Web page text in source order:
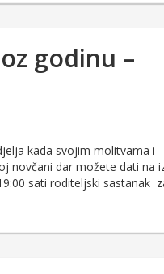
godinu –
kada svojim molitvama i
novčani dar možete dati na
sati roditeljski sastanak